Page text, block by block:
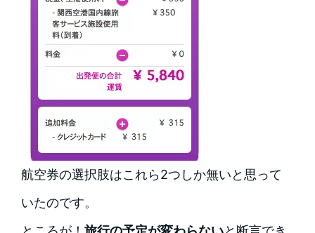
航空券の選択肢はこれら2つしか無いと思って
いたのです。